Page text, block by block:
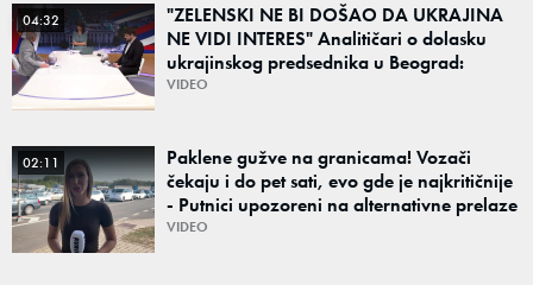
04:32
"ZELENSKI NE BI DOŠAO DA UKRAJINA
NE VIDI INTERES" Analitičari o dolasku
ukrajinskog predsednika u Beograd:
"Srbija može da razgovara sa svima"
VIDEO
02:11
Paklene gužve na granicama! Vozači
čekaju i do pet sati, evo gde je najkritičnije
- Putnici upozoreni na alternativne prelaze
VIDEO